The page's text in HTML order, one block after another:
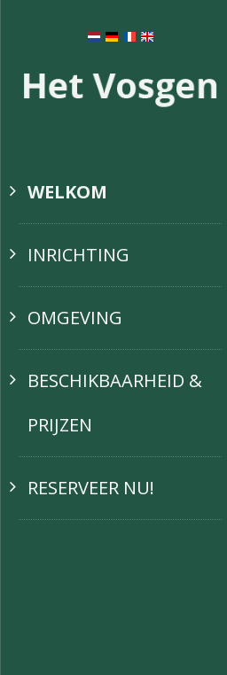
WELKOM
INRICHTING
OMGEVING
BESCHIKBAARHEID &
PRIJZEN
RESERVEER NU!